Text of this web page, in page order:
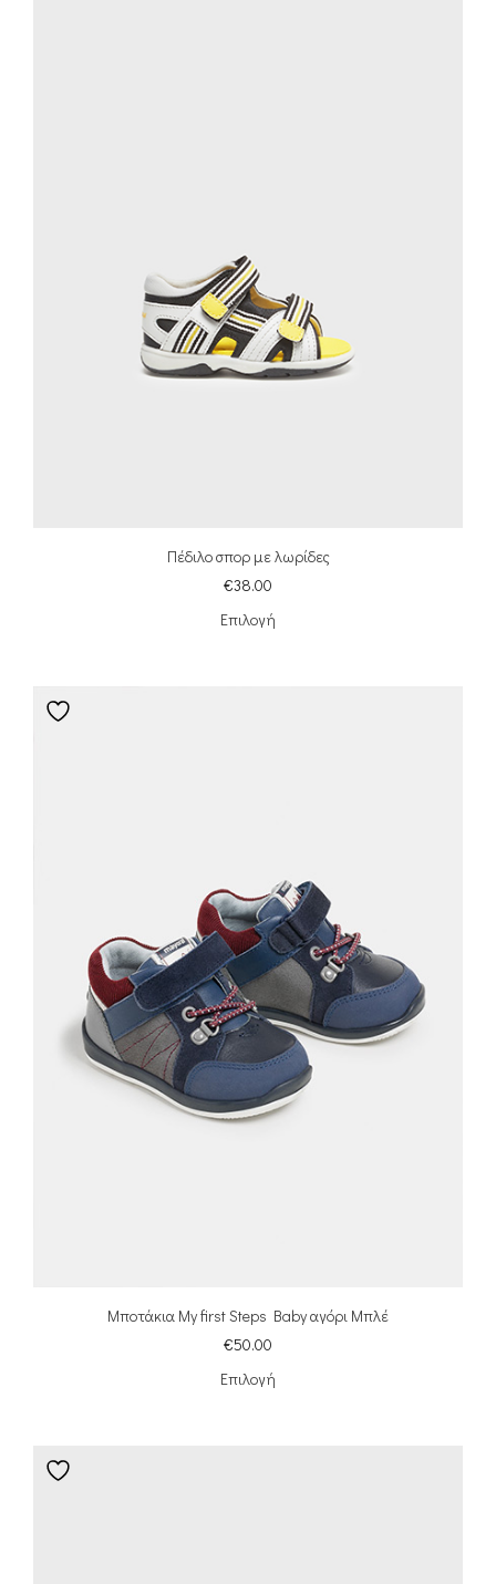
Πέδιλο σπορ με λωρίδες
€38.00
Επιλογή
Μποτάκια My first Steps Baby αγόρι Μπλέ
€50.00
Επιλογή